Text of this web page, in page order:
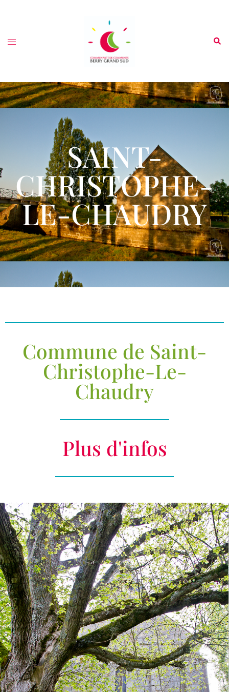
SAINT-
CHRISTOPHE-
LE-CHAUDRY
Commune de Saint-
Christophe-Le-
Chaudry
Plus d'infos